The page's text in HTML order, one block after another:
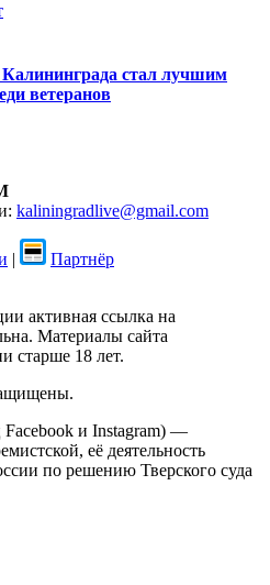
стал лучшим
ветеранов
kaliningradlive@gmail.com
|
Партнёр
активная ссылка на
Материалы сайта
старше 18 лет.
Facebook и Instagram) —
её деятельность
по решению Тверского суда